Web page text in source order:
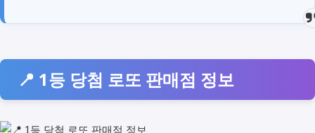
📍 1등 당첨 로또 판매점 정보